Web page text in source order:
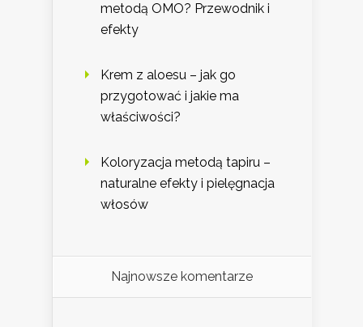
metodą OMO? Przewodnik i
efekty
Krem z aloesu – jak go
przygotować i jakie ma
właściwości?
Koloryzacja metodą tapiru –
naturalne efekty i pielęgnacja
włosów
Najnowsze komentarze